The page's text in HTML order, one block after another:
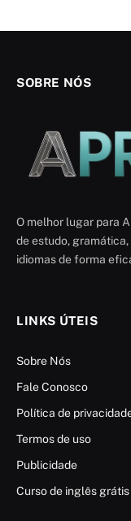
SOBRE NÓS
O melhor lugar para
de estudo,
idiomas de forma
LINKS ÚTEIS
Sobre Nós
Fale Conosco
Política de
Termos de uso
Publicidade
Curso de inglês